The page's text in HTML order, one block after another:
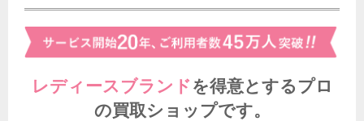
レディースブランド を得意とする プロ
の買取ショップです。